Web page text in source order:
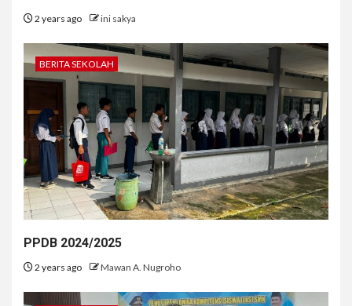
2 years ago ini sakya
BERITA SEKOLAH
PPDB 2024/2025
2 years ago Mawan A. Nugroho